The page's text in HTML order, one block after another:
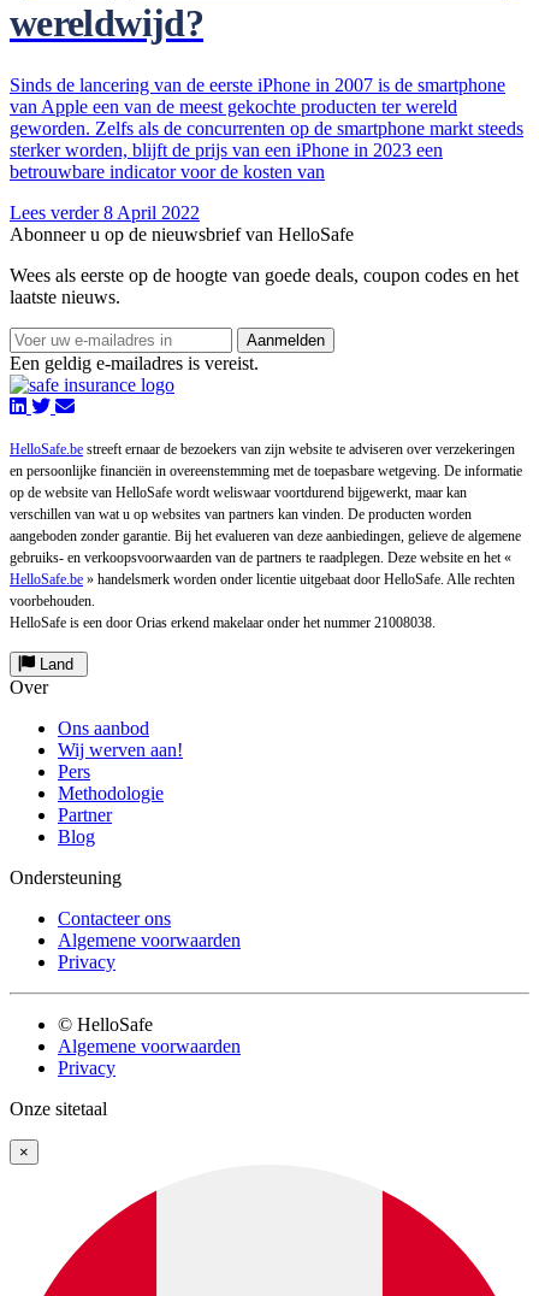
wereldwijd?
Sinds de lancering van de eerste iPhone in 2007 is de smartphone
van Apple een van de meest gekochte producten ter wereld
geworden. Zelfs als de concurrenten op de smartphone markt steeds
sterker worden, blijft de prijs van een iPhone in 2023 een
betrouwbare indicator voor de kosten van
Lees verder8 April 2022
Abonneer u op de nieuwsbrief van HelloSafe
Wees als eerste op de hoogte van goede deals, coupon codes en het
laatste nieuws.
Aanmelden
Een geldig e-mailadres is vereist.
HelloSafe.be streeft ernaar de bezoekers van zijn website te adviseren over verzekeringen
en persoonlijke financiën in overeenstemming met de toepasbare wetgeving. De informatie
op de website van HelloSafe wordt weliswaar voortdurend bijgewerkt, maar kan
verschillen van wat u op websites van partners kan vinden. De producten worden
aangeboden zonder garantie. Bij het evalueren van deze aanbiedingen, gelieve de algemene
gebruiks- en verkoopsvoorwaarden van de partners te raadplegen. Deze website en het «
HelloSafe.be » handelsmerk worden onder licentie uitgebaat door HelloSafe. Alle rechten
voorbehouden.
HelloSafe is een door Orias erkend makelaar onder het nummer 21008038.
Land
Over
Ons aanbod
Wij werven aan!
Pers
Methodologie
Partner
Blog
Ondersteuning
Contacteer ons
Algemene voorwaarden
Privacy
© HelloSafe
Algemene voorwaarden
Privacy
Onze sitetaal
×